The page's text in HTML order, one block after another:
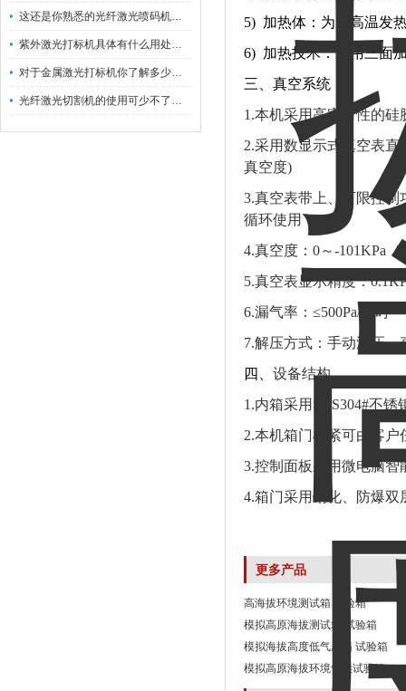
这还是你熟悉的光纤激光喷码机吗？
紫外激光打标机具体有什么用处呢？
对于金属激光打标机你了解多少呢？
光纤激光切割机的使用可少不了以下步骤
5) 加热体：为耐高温发
6) 加热技术：采用三面
三、真空系统
1.本机采用高密封性的
2.采用数显示式真空表直
真空度)
3.真空表带上、下限控
循环使用；
4.真空度：0～-101KPa
5.真空表显示精度：
6.漏气率：≤500Pa/小时
7.解压方式：手动泄压，
四、 设备结构
1.内箱采用SUS304#不
2.本机箱门松紧可由客
3.控制面板采用微电脑
4.箱门采用钢化、防爆
更多产品
高海拔环境测试箱 试验箱
模拟高原海拔测试箱 试验箱
模拟海拔高度低气压箱 试验箱
模拟高原海拔环境气候试验箱